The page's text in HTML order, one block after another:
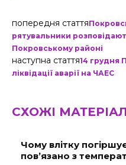
попередня стаття
рятувальники
Покровському районі
наступна стаття14 грудня
ліквідації аварії на ЧАЕС
СХОЖІ
Чому влітку
пов’язано з